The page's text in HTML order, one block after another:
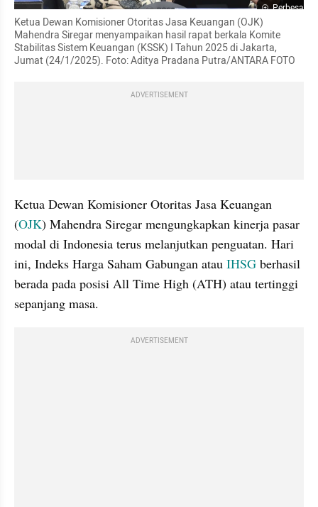
Perbesar
Ketua Dewan Komisioner Otoritas Jasa Keuangan (OJK)
Mahendra Siregar menyampaikan hasil rapat berkala Komite
Stabilitas Sistem Keuangan (KSSK) I Tahun 2025 di Jakarta,
Jumat (24/1/2025). Foto: Aditya Pradana Putra/ANTARA FOTO
ADVERTISEMENT
Ketua Dewan Komisioner Otoritas Jasa Keuangan
(OJK) Mahendra Siregar mengungkapkan kinerja pasar
modal di Indonesia terus melanjutkan penguatan. Hari
ini, Indeks Harga Saham Gabungan atau IHSG berhasil
berada pada posisi All Time High (ATH) atau tertinggi
sepanjang masa.
ADVERTISEMENT